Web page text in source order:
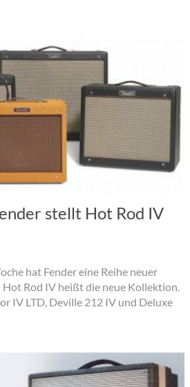
stellt Hot Rod IV
hat Fender eine Reihe neuer
Rod IV heißt die neue Kollektion.
IV LTD, Deville 212 IV und Deluxe